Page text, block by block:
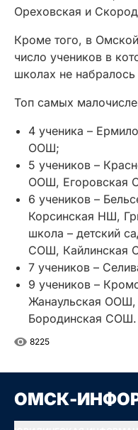
Ореховская и
Кроме того, в
число учеников в
школах не набралось
Топ самых
4 ученика –
ООШ;
5 учеников –
ООШ, Егоровская
6 учеников –
Корсинская НШ,
школа – детский
СОШ, Кайлинская
7 учеников –
9 учеников –
Жанаульская
Бородинская СОШ.
8225
ОМСК-